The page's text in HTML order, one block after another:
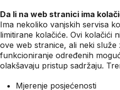
Da li na web stranici ima
Ima nekoliko vanjskih servisa
limitirane kolačiće. Ovi kolačići
ove web stranice, ali neki služe
funkcioniranje određenih
olakšavaju pristup sadržaju.
Mjerenje posjećenosti